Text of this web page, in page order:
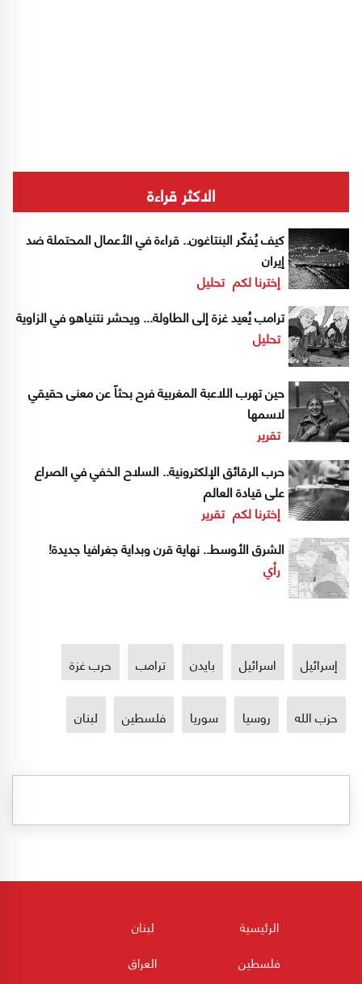
الاكثر قراءة
كيف يُفكّر البنتاغون.. قراءة في الأعمال المحتملة ضد
إيران
إخترنا لكم تحليل
ترامب يُعيد غزة إلى الطاولة... ويحشر نتنياهو في الزاوية
تحليل
حين تهرب اللاعبة المغربية فرح بحثاً عن معنى حقيقي
لاسمها
تقرير
حرب الرقائق الإلكترونية.. السلاح الخفي في الصراع
على قيادة العالم
إخترنا لكم تقرير
الشرق الأوسط.. نهاية قرن وبداية جغرافيا جديدة!
رأي
إسرائيل اسرائيل بايدن ترامب حرب غزة
حزب الله روسيا سوريا فلسطين لبنان
الرئيسية
لبنان
فلسطين
العراق